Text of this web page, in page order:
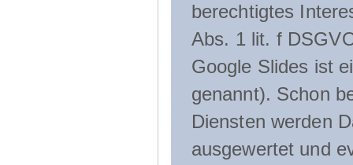
berechtigtes
Abs. 1 lit. f
Google Slides ist
genannt). Schon
Diensten werden
ausgewertet und